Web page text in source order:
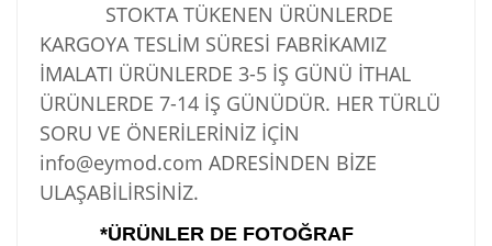
STOKTA TÜKENEN ÜRÜNLERDE
KARGOYA TESLİM SÜRESİ FABRİKAMIZ
İMALATI ÜRÜNLERDE 3-5 İŞ GÜNÜ İTHAL
ÜRÜNLERDE 7-14 İŞ GÜNÜDÜR. HER TÜRLÜ
SORU VE ÖNERİLERİNİZ İÇİN
info@eymod.com ADRESİNDEN BİZE
ULAŞABİLİRSİNİZ.
*ÜRÜNLER DE FOTOĞRAF